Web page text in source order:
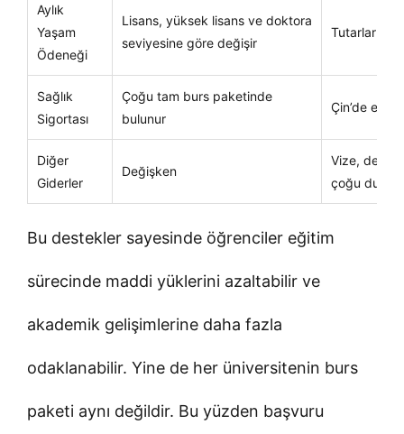
Aylık
Yaşam
Ödeneği
Lisans, yüksek lisans ve doktora
seviyesine göre değişir
Tutarlar
Sağlık
Sigortası
Çoğu tam burs paketinde
bulunur
Çin’de
Diğer
Giderler
Değişken
Vize,
çoğu
Bu destekler sayesinde öğrenciler eğitim
sürecinde maddi yüklerini azaltabilir ve
akademik gelişimlerine daha fazla
odaklanabilir. Yine de her üniversitenin burs
paketi aynı değildir. Bu yüzden başvuru